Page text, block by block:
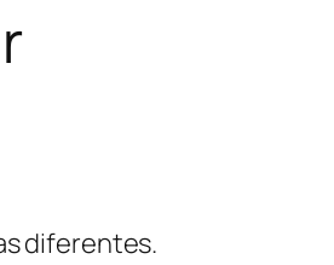
diferentes.